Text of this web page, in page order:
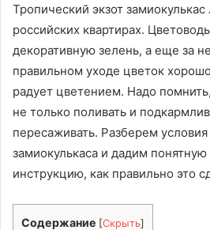
Тропический экзот
российских квартирах.
декоративную зелень, а еще за
правильном уходе цветок
радует цветением. Надо
не только поливать и
пересаживать. Разберем
замиокулькаса и дадим
инструкцию, как правильно это
Содержание [Скрыть]